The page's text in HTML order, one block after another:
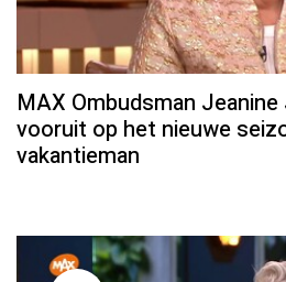
MAX Ombudsman
vooruit op het nieuwe
vakantieman